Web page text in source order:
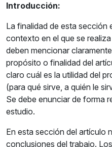
Introducción:
La finalidad de esta sección
contexto en el que se
deben mencionar
propósito o finalidad del
claro cuál es la utilidad del
(para qué sirve, a quién le
Se debe enunciar de forma
estudio.
En esta sección del artículo
conclusiones del trabajo.